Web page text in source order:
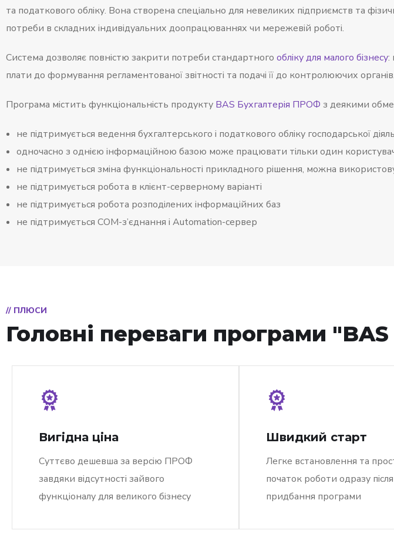
та податкового обліку. Вона створена спеціально для невеликих підприємств та
потреби в складних індивідуальних доопрацюваннях чи мережевій роботі.
Система дозволяє повністю закрити потреби стандартного обліку для малого бізнесу:
плати до формування регламентованої звітності та подачі її до контролюючих органів.
Програма містить функціональність продукту BAS Бухгалтерія ПРОФ з деякими
не підтримується ведення бухгалтерського і податкового обліку господарської
одночасно з однією інформаційною базою може працювати тільки один
не підтримується зміна функціональності прикладного рішення, можна
не підтримується робота в клієнт-серверному варіанті
не підтримується робота розподілених інформаційних баз
не підтримується СОМ-з’єднання і Automation-сервер
// ПЛЮСИ
Головні переваги програми
Вигідна ціна
Суттєво дешевша за версію ПРОФ
завдяки відсутності зайвого
функціоналу для великого бізнесу
Швидкий старт
Легке встановлення та
початок роботи одразу після
придбання програми